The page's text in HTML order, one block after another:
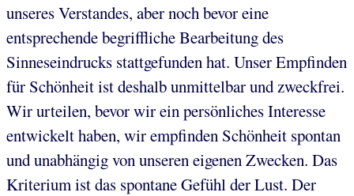
unseres Verstandes, aber noch bevor eine
entsprechende begriffliche Bearbeitung des
Sinneseindrucks stattgefunden hat. Unser Empfinden
für Schönheit ist deshalb unmittelbar und zweckfrei.
Wir urteilen, bevor wir ein persönliches Interesse
entwickelt haben, wir empfinden Schönheit spontan
und unabhängig von unseren eigenen Zwecken. Das
Kriterium ist das spontane Gefühl der Lust. Der